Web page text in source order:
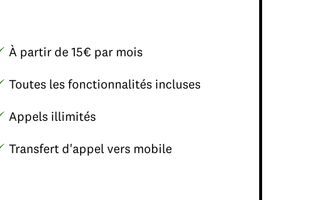
À partir de 15€ par mois
Toutes les fonctionnalités incluses
Appels illimités
Transfert d'appel vers mobile